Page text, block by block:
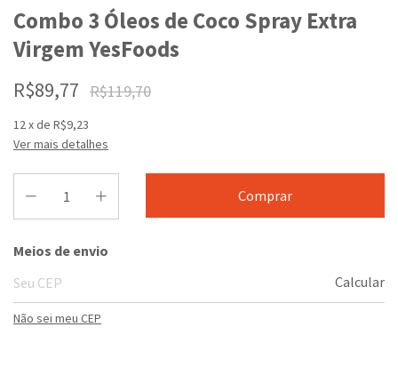
Combo 3 Óleos de Coco Spray Extra
Virgem YesFoods
R$89,77 R$119,70
12x de R$9,23
Ver mais detalhes
Entregas para o CEP:
Meios de envio
Calcular
Não sei meu CEP